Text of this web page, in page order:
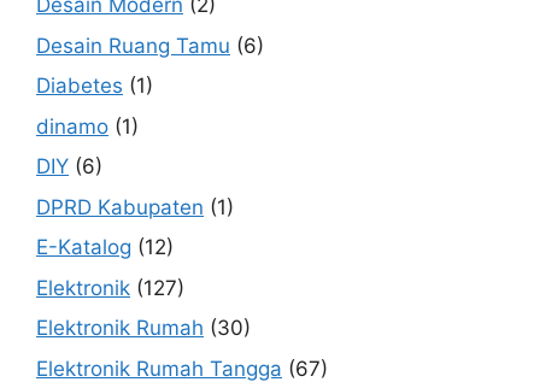
Desain Modern (2)
Desain Ruang Tamu (6)
Diabetes (1)
dinamo (1)
DIY (6)
DPRD Kabupaten (1)
E-Katalog (12)
Elektronik (127)
Elektronik Rumah (30)
Elektronik Rumah Tangga (67)